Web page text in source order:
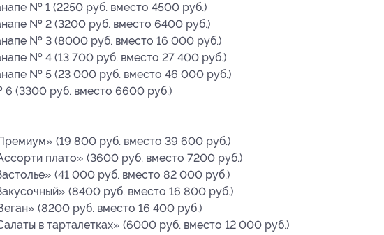
№ 1 (2250 руб. вместо 4500 руб.)
№ 2 (3200 руб. вместо 6400 руб.)
№ 3 (8000 руб. вместо 16 000 руб.)
№ 4 (13 700 руб. вместо 27 400 руб.)
№ 5 (23 000 руб. вместо 46 000 руб.)
(3300 руб. вместо 6600 руб.)
(19 800 руб. вместо 39 600 руб.)
плато» (3600 руб. вместо 7200 руб.)
(41 000 руб. вместо 82 000 руб.)
(8400 руб. вместо 16 800 руб.)
(8200 руб. вместо 16 400 руб.)
в тарталетках» (6000 руб. вместо 12 000 руб.)